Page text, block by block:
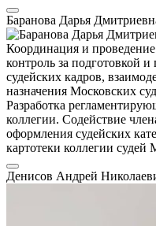
Баранова Дарья
Координация и
контроль за подготовкой
судейских кадров,
назначения Московских
Разработка
коллегии. Содействие
оформления судейских
картотеки коллегии судей
Денисов Андрей